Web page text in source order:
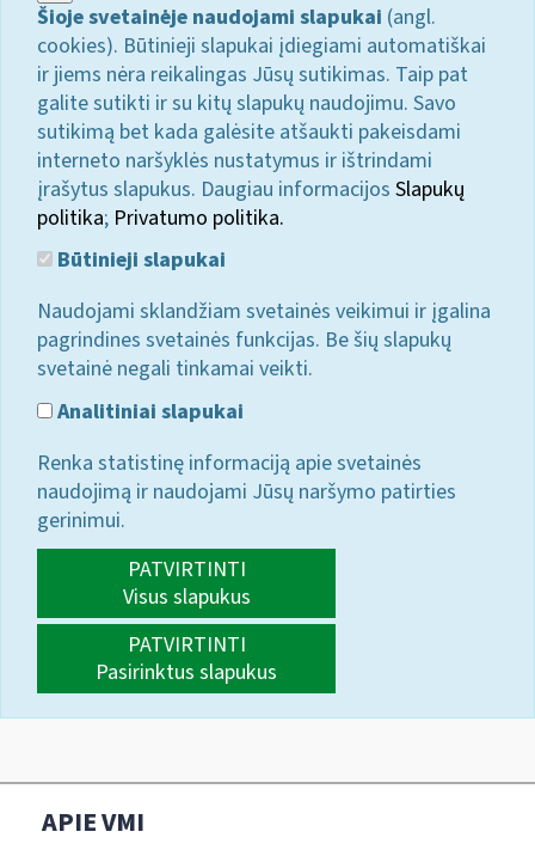
Šioje svetainėje naudojami slapukai (angl.
cookies). Būtinieji slapukai įdiegiami automatiškai
ir jiems nėra reikalingas Jūsų sutikimas. Taip pat
galite sutikti ir su kitų slapukų naudojimu. Savo
sutikimą bet kada galėsite atšaukti pakeisdami
interneto naršyklės nustatymus ir ištrindami
įrašytus slapukus. Daugiau informacijos Slapukų
politika; Privatumo politika.
Būtinieji slapukai
Naudojami sklandžiam svetainės veikimui ir įgalina
pagrindines svetainės funkcijas. Be šių slapukų
svetainė negali tinkamai veikti.
Analitiniai slapukai
Renka statistinę informaciją apie svetainės
naudojimą ir naudojami Jūsų naršymo patirties
gerinimui.
PATVIRTINTI
Visus slapukus
PATVIRTINTI
Pasirinktus slapukus
APIE VMI